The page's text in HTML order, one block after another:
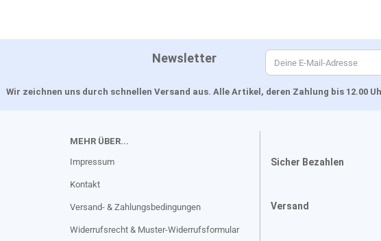
Newsletter
Wir zeichnen uns durch schnellen Versand aus. Alle Artikel, deren Zahlung bis 12.00
MEHR ÜBER...
Impressum
Kontakt
Versand- & Zahlungsbedingungen
Widerrufsrecht & Muster-Widerrufsformular
Sicher Bezahlen
Versand